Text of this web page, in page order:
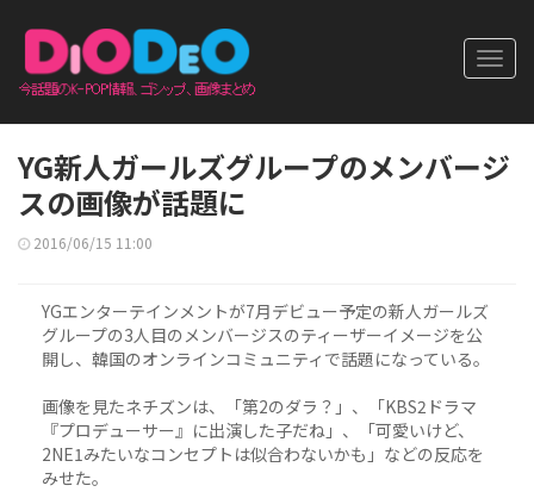
YG新人ガールズグループのメンバージ
スの画像が話題に
2016/06/15 11:00
YGエンターテインメントが7月デビュー予定の新人ガールズ
グループの3人目のメンバージスのティーザーイメージを公
開し、韓国のオンラインコミュニティで話題になっている。
画像を見たネチズンは、「第2のダラ？」、「KBS2ドラマ
『プロデューサー』に出演した子だね」、「可愛いけど、
2NE1みたいなコンセプトは似合わないかも」などの反応を
みせた。